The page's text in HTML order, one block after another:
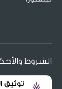
الشروط
توثيق